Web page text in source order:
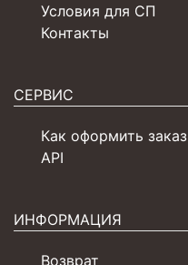
Условия для СП
Контакты
СЕРВИС
Как оформить заказ
API
ИНФОРМАЦИЯ
Возврат